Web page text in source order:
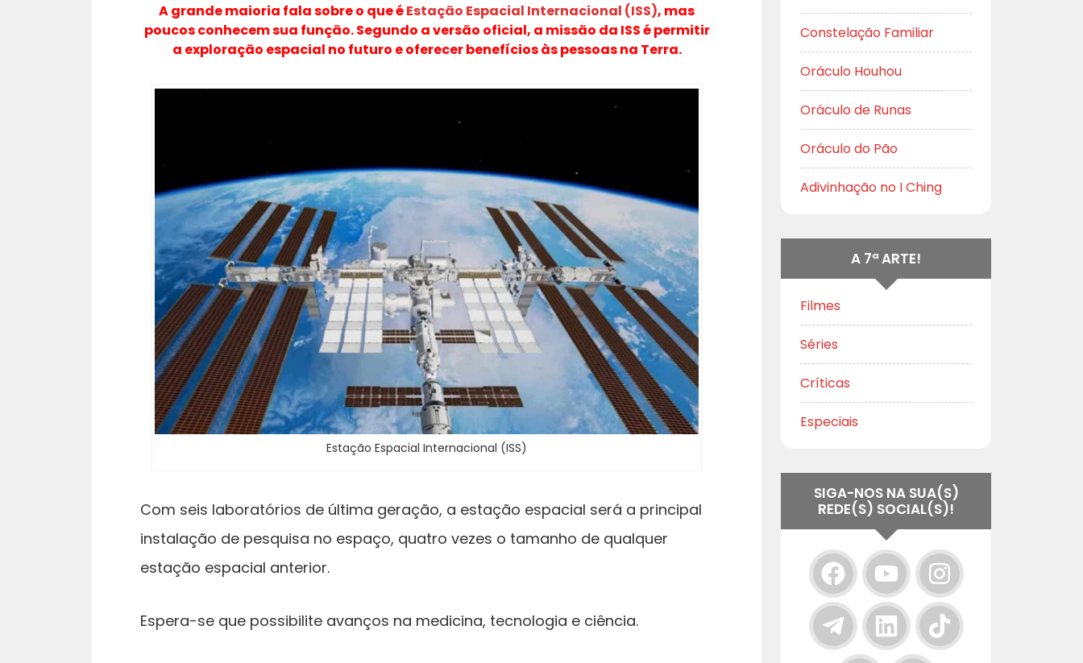
A grande maioria fala sobre o que éEstação Espacial Internacional (ISS), mas
poucos conhecem sua função. Segundo a versão oficial, a missão da ISS é permitir
a exploração espacial no futuro e oferecer benefícios às pessoas na Terra.
Estação Espacial Internacional (ISS)
Com seis laboratórios de última geração, a estação espacial será a principal
instalação de pesquisa no espaço, quatro vezes o tamanho de qualquer
estação espacial anterior.
Espera-se que possibilite avanços na medicina, tecnologia e ciência.
Constelação Familiar
Oráculo Houhou
Oráculo de Runas
Oráculo do Pão
Adivinhação no I Ching
A 7ª ARTE!
Filmes
Séries
Críticas
Especiais
SIGA-NOS NA SUA(S)
REDE(S) SOCIAL(S)!